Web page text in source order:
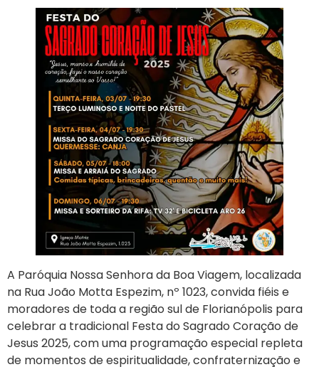
A Paróquia Nossa Senhora da Boa Viagem, localizada
na Rua João Motta Espezim, nº 1023, convida fiéis e
moradores de toda a região sul de Florianópolis para
celebrar a tradicional Festa do Sagrado Coração de
Jesus 2025, com uma programação especial repleta
de momentos de espiritualidade, confraternização e